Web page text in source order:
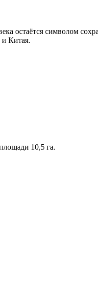
остаётся символом
Китая.
10,5 га.